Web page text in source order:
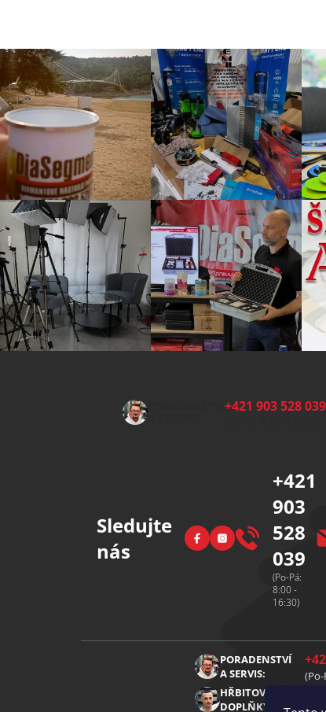
PORADENSTVÍ+421 903 528 039
Sledujte
nás
FacebookInstagram
+421
903
528
039
(Po-Pá:
8:00 -
16:30)
PORADENSTVÍ
A SERVIS:
(Po-
HŘBITOVNÍ
DOPLŇKY:
(Po-